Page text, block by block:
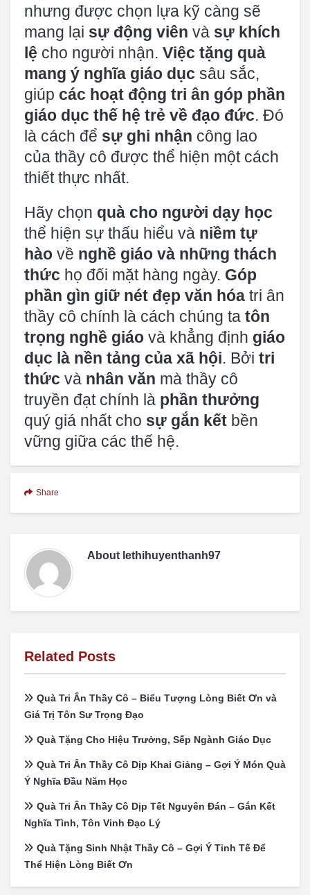
nhưng được chọn lựa kỹ càng sẽ
mang lại sự động viên và sự khích
lệ cho người nhận. Việc tặng quà
mang ý nghĩa giáo dục sâu sắc,
giúp các hoạt động tri ân góp phần
giáo dục thế hệ trẻ về đạo đức. Đó
là cách để sự ghi nhận công lao
của thầy cô được thể hiện một cách
thiết thực nhất.
Hãy chọn quà cho người dạy học
thể hiện sự thấu hiểu và niềm tự
hào về nghề giáo và những thách
thức họ đối mặt hàng ngày. Góp
phần gìn giữ nét đẹp văn hóa tri ân
thầy cô chính là cách chúng ta tôn
trọng nghề giáo và khẳng định giáo
dục là nền tảng của xã hội. Bởi tri
thức và nhân văn mà thầy cô
truyền đạt chính là phần thưởng
quý giá nhất cho sự gắn kết bền
vững giữa các thế hệ.
Share
About lethihuyenthanh97
Related Posts
Quà Tri Ân Thầy Cô – Biểu Tượng Lòng Biết Ơn và
Giá Trị Tôn Sư Trọng Đạo
Quà Tặng Cho Hiệu Trưởng, Sếp Ngành Giáo Dục
Quà Tri Ân Thầy Cô Dịp Khai Giảng – Gợi Ý Món Quà
Ý Nghĩa Đầu Năm Học
Quà Tri Ân Thầy Cô Dịp Tết Nguyên Đán – Gắn Kết
Nghĩa Tình, Tôn Vinh Đạo Lý
Quà Tặng Sinh Nhật Thầy Cô – Gợi Ý Tinh Tế Để
Thể Hiện Lòng Biết Ơn